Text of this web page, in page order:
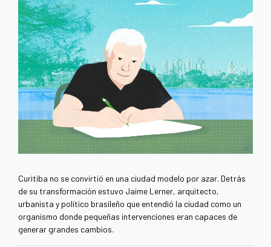
Curitiba no se convirtió en una ciudad modelo por azar. Detrás
de su transformación estuvo Jaime Lerner, arquitecto,
urbanista y político brasileño que entendió la ciudad como un
organismo donde pequeñas intervenciones eran capaces de
generar grandes cambios.